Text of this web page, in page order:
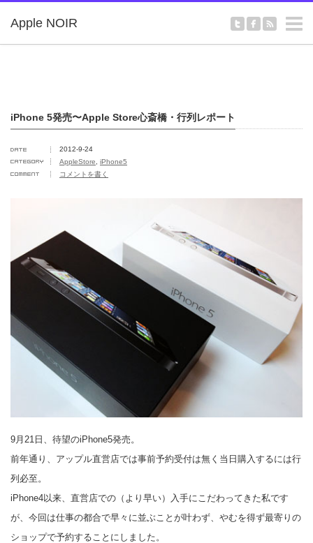
Apple NOIR
iPhone 5発売〜Apple Store心斎橋・行列レポート
2012-9-24
AppleStore
iPhone5
コメントを書く
9月21日、待望のiPhone5発売。
前年通り、アップル直営店では事前予約受付は無く当日購入するには行
列必至。
iPhone4以来、直営店での（より早い）入手にこだわってきた私です
が、今回は仕事の都合で早々に並ぶことが叶わず、やむを得ず最寄りの
ショップで予約することにしました。